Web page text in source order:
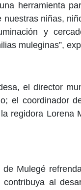
herramienta
niñas,
y
muleginas”,
el director
el coordinador
regidora Lorena
Mulegé
al